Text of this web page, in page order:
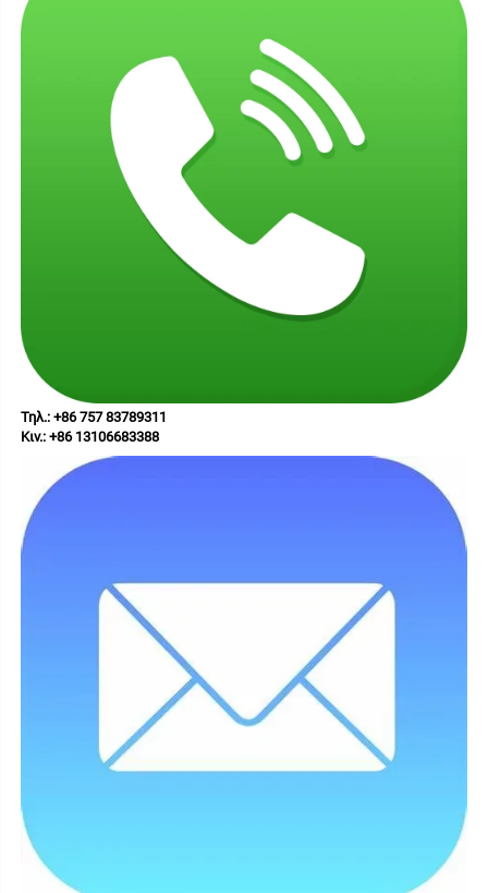
Τηλ.: +86 757 83789311
Κιν.: +86 13106683388